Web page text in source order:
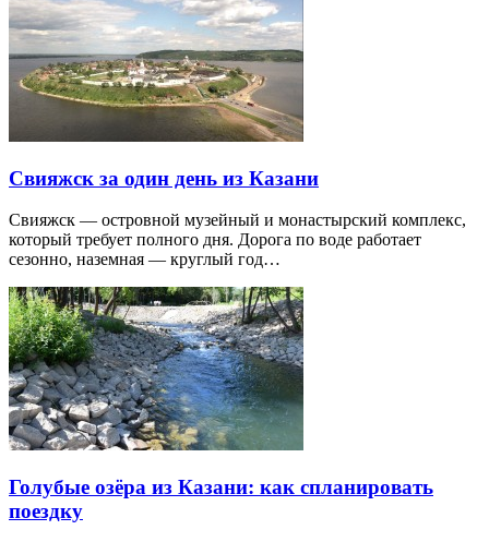
Свияжск за один день из Казани
Свияжск — островной музейный и монастырский комплекс,
который требует полного дня. Дорога по воде работает
сезонно, наземная — круглый год…
Голубые озёра из Казани: как спланировать
поездку